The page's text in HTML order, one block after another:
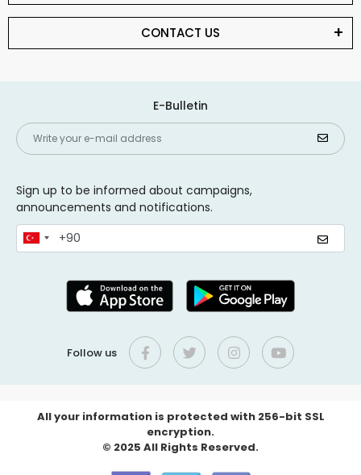
CONTACT US
E-Bulletin
Sign up to be informed about campaigns,
announcements and notifications.
Follow us
All your information is protected with 256-bit SSL
encryption.
© 2025 All Rights Reserved.